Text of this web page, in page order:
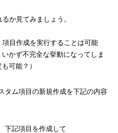
か見てみましょう。
項目作成を実行することは可能
かず不完全な挙動になってしま
可能？）
ム項目の新規作成を下記の内容
下記項目を作成して